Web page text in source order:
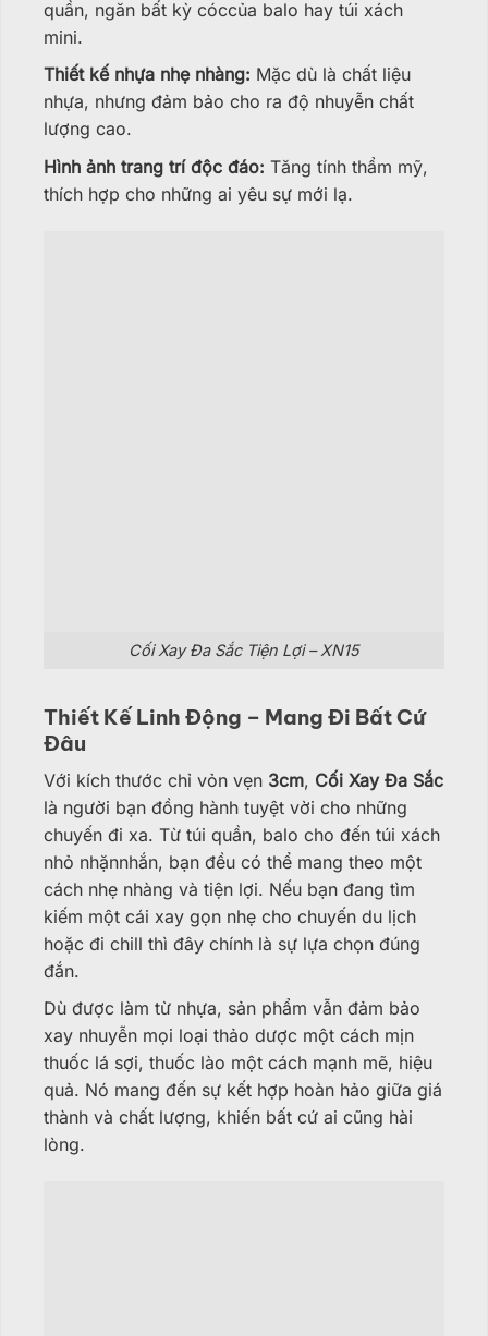
quần, ngăn bất kỳ cóccủa balo hay túi xách
mini.
Thiết kế nhựa nhẹ nhàng: Mặc dù là chất liệu
nhựa, nhưng đảm bảo cho ra độ nhuyễn chất
lượng cao.
Hình ảnh trang trí độc đáo: Tăng tính thẩm mỹ,
thích hợp cho những ai yêu sự mới lạ.
Cối Xay Đa Sắc Tiện Lợi – XN15
Thiết Kế Linh Động – Mang Đi Bất Cứ
Đâu
Với kích thước chỉ vỏn vẹn 3cm, Cối Xay Đa Sắc
là người bạn đồng hành tuyệt vời cho những
chuyến đi xa. Từ túi quần, balo cho đến túi xách
nhỏ nhặnnhắn, bạn đều có thể mang theo một
cách nhẹ nhàng và tiện lợi. Nếu bạn đang tìm
kiếm một cái xay gọn nhẹ cho chuyến du lịch
hoặc đi chill thì đây chính là sự lựa chọn đúng
đắn.
Dù được làm từ nhựa, sản phẩm vẫn đảm bảo
xay nhuyễn mọi loại thảo dược một cách mịn
thuốc lá sợi, thuốc lào một cách mạnh mẽ, hiệu
quả. Nó mang đến sự kết hợp hoàn hảo giữa giá
thành và chất lượng, khiến bất cứ ai cũng hài
lòng.